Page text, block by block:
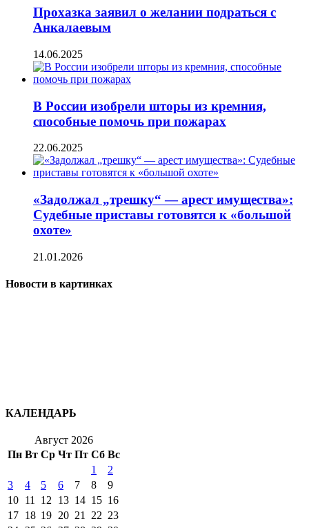
Прохазка заявил о желании подраться с
Анкалаевым
14.06.2025
В России изобрели шторы из кремния,
способные помочь при пожарах
22.06.2025
«Задолжал „трешку“ — арест имущества»:
Судебные приставы готовятся к «большой
охоте»
21.01.2026
Новости в картинках
КАЛЕНДАРЬ
Август 2026
Пн Вт Ср Чт Пт Сб Вс
1
2
3
4 5 6 7 8
9
10 11 12 13 14 15 16
17 18 19 20 21 22 23